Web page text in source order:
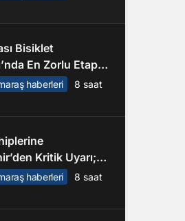
Bisiklet
En Zorlu Etap
haberleri
8 saat
Kritik Uyarı;
Kontrol Edin!
haberleri
8 saat